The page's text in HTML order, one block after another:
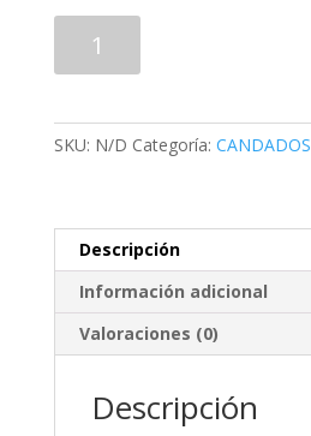
Redondo
cantidad
SKU: N/D Categoría: CANDADOS
Descripción
Información adicional
Valoraciones (0)
Descripción